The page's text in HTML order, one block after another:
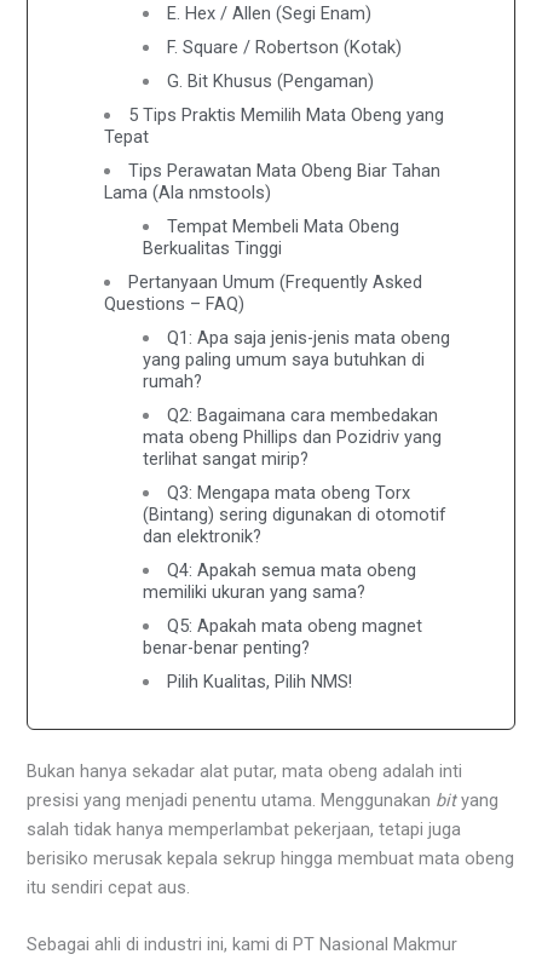
E. Hex / Allen (Segi Enam)
F. Square / Robertson (Kotak)
G. Bit Khusus (Pengaman)
5 Tips Praktis Memilih Mata Obeng yang
Tepat
Tips Perawatan Mata Obeng Biar Tahan
Lama (Ala nmstools)
Tempat Membeli Mata Obeng
Berkualitas Tinggi
Pertanyaan Umum (Frequently Asked
Questions – FAQ)
Q1: Apa saja jenis-jenis mata obeng
yang paling umum saya butuhkan di
rumah?
Q2: Bagaimana cara membedakan
mata obeng Phillips dan Pozidriv yang
terlihat sangat mirip?
Q3: Mengapa mata obeng Torx
(Bintang) sering digunakan di otomotif
dan elektronik?
Q4: Apakah semua mata obeng
memiliki ukuran yang sama?
Q5: Apakah mata obeng magnet
benar-benar penting?
Pilih Kualitas, Pilih NMS!
Bukan hanya sekadar alat putar, mata obeng adalah inti
presisi yang menjadi penentu utama. Menggunakan bityang
salah tidak hanya memperlambat pekerjaan, tetapi juga
berisiko merusak kepala sekrup hingga membuat mata obeng
itu sendiri cepat aus.
Sebagai ahli di industri ini, kami di PT Nasional Makmur